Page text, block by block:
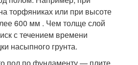
торфяниках или при высоте
600 мм . Чем толще слой
с течением времени
насыпного грунта.